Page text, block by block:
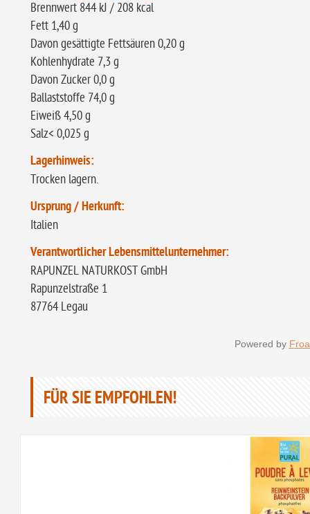
Brennwert 844 kJ / 208 kcal
Fett 1,40 g
Davon gesättigte Fettsäuren 0,20 g
Kohlenhydrate 7,3 g
Davon Zucker 0,0 g
Ballaststoffe 74,0 g
Eiweiß 4,50 g
Salz< 0,025 g
Lagerhinweis:
Trocken lagern.
Ursprung / Herkunft:
Italien
Verantwortlicher Lebensmittelunternehmer:
RAPUNZEL NATURKOST GmbH
Rapunzelstraße 1
87764 Legau
Powered by
FÜR SIE EMPFOHLEN!